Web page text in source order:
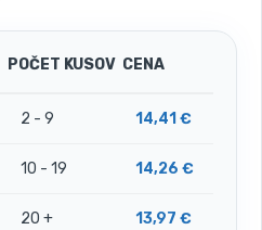
POČET KUSOV CENA
2 - 9 14,41 €
10 - 19 14,26 €
20 + 13,97 €